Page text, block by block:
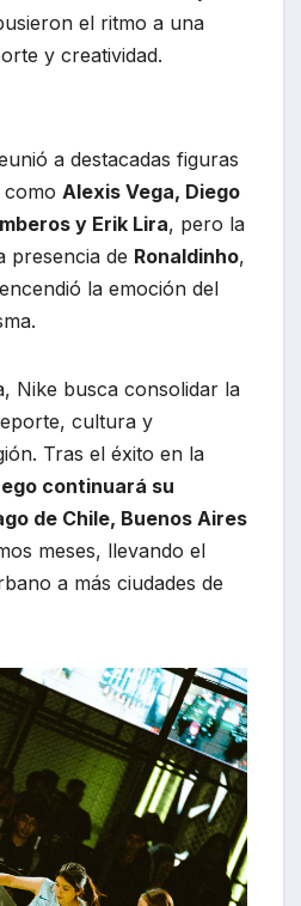
el ritmo a una
y creatividad.
a destacadas figuras
Alexis Vega, Diego
y Erik Lira, pero la
presencia de Ronaldinho,
la emoción del
Nike busca consolidar la
cultura y
Tras el éxito en la
continuará su
de Chile, Buenos Aires
meses, llevando el
a más ciudades de